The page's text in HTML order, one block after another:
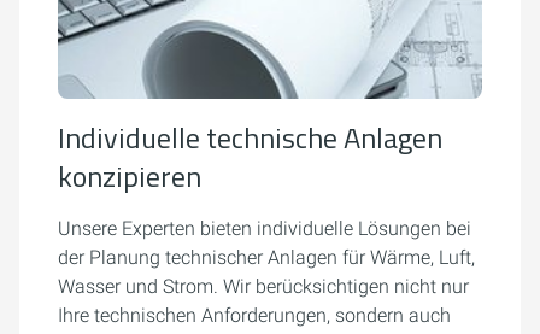
Individuelle technische Anlagen
konzipieren
Unsere Experten bieten individuelle Lösungen bei
der Planung technischer Anlagen für Wärme, Luft,
Wasser und Strom. Wir berücksichtigen nicht nur
Ihre technischen Anforderungen, sondern auch